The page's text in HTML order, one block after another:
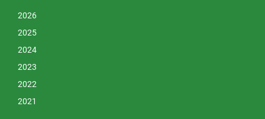
2026
2025
2024
2023
2022
2021